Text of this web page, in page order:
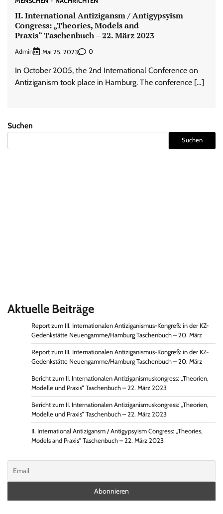
II. International Antizigansm / Antigypsyism
Congress: „Theories, Models and
Praxis“ Taschenbuch – 22. März 2023
Admin Mai 25, 2023 0
In October 2005, the 2nd International Conference on
Antiziganism took place in Hamburg. The conference […]
Suchen
Suchen
Aktuelle Beiträge
Report zum III. Internationalen Antiziganismus-Kongreß: in der KZ-
Gedenkstätte Neuengamme/Hamburg Taschenbuch – 20. März
Report zum III. Internationalen Antiziganismus-Kongreß: in der KZ-
Gedenkstätte Neuengamme/Hamburg Taschenbuch – 20. März
Bericht zum II. Internationalen Antiziganismuskongress: „Theorien,
Modelle und Praxis“ Taschenbuch – 22. März 2023
Bericht zum II. Internationalen Antiziganismuskongress: „Theorien,
Modelle und Praxis“ Taschenbuch – 22. März 2023
II. International Antizigansm / Antigypsyism Congress: „Theories,
Models and Praxis“ Taschenbuch – 22. März 2023